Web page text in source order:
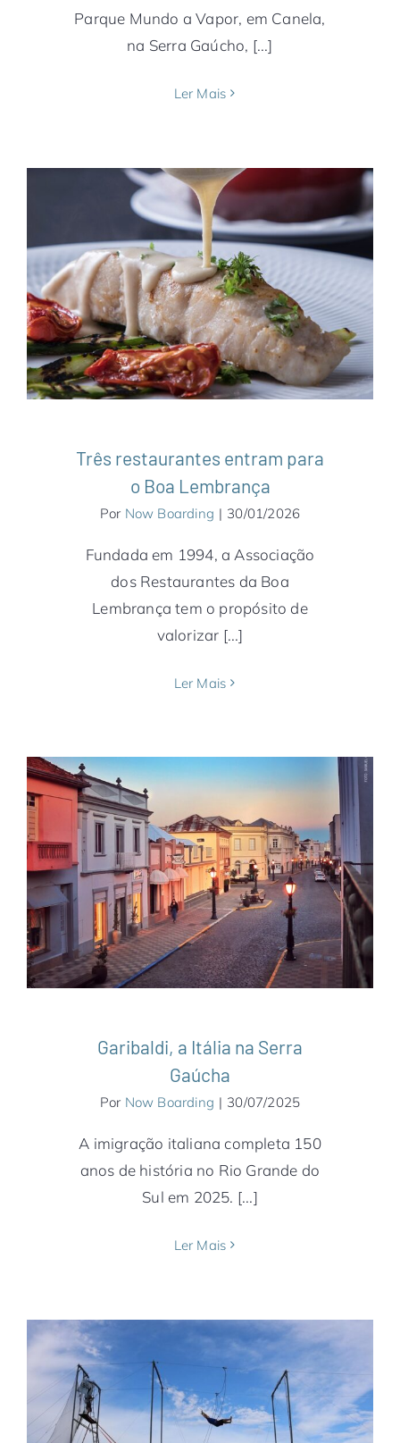
Parque Mundo a Vapor, em Canela,
na Serra Gaúcho, [...]
Ler Mais
Três restaurantes entram para o Boa
Lembrança
América do Sul Brasil Gastronomia Notícias
Rio de Janeiro Rio Grande do Sul São Paulo
Serra Gaúcha
Três restaurantes entram para
o Boa Lembrança
Por Now Boarding | 30/01/2026
Fundada em 1994, a Associação
dos Restaurantes da Boa
Lembrança tem o propósito de
valorizar [...]
Ler Mais
Garibaldi, a Itália na Serra Gaúcha
América do Sul Brasil Notícias Rio Grande do
Sul Serra Gaúcha
Garibaldi, a Itália na Serra
Gaúcha
Por Now Boarding | 30/07/2025
A imigração italiana completa 150
anos de história no Rio Grande do
Sul em 2025. [...]
Ler Mais
Chapada dos Guimarães, Foz e Caxias do
Sul, 3 hotéis para as férias de julho